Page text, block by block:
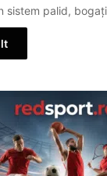
sistem palid,